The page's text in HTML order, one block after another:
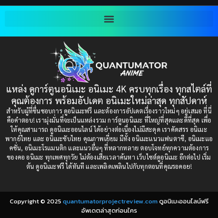
Bondage (ทาส)(1)
(1)
Censored (เซ็นเซอร์)(19)
Comedy (ตลก)(235)
Comedy (ตลก)(85)
Comic Book การ์ตูน(1)
Coming-of-Age ก้าวผ่านวัย(6)
1997
1993
1991
1989
1988
1987
1985
1984
1983
1982
1981
1980
1979
แหล่ง ดูการ์ตูนอนิเมะ อนิเมะ 4K ครบทุกเรื่อง ทุกสไตล์ที่
คุณต้องการ พร้อมอัปเดต อนิเมะใหม่ล่าสุด ทุกสัปดาห์
สำหรับผู้ที่ชื่นชอบการ ดูอนิเมะฟรี และต้องการอัปเดตเรื่องราวใหม่ๆ อยู่เสมอ ที่นี่
คือคำตอบ! เรามุ่งมั่นที่จะเป็นแหล่งรวม การ์ตูนอนิเมะ ที่ใหญ่ที่สุดและดีที่สุด เพื่อ
ให้คุณสามารถ ดูอนิเมะออนไลน์ ได้อย่างต่อเนื่องไม่มีสะดุด เราคัดสรร อนิเมะ
พากย์ไทย และ อนิเมะซับไทย คุณภาพเยี่ยม มีทั้ง อนิเมะแนวแฟนตาซี, อนิเมะแอ
คชั่น, อนิเมะโรแมนติก และแนวอื่นๆ ที่หลากหลาย ตอบโจทย์ทุกความต้องการ
ของคอ อนิเมะ ทุกเพศทุกวัย ไม่ต้องเสียเวลาค้นหา เว็บไซต์ดูอนิเมะ อีกต่อไป เริ่ม
ต้น ดูอนิเมะฟรี ได้ทันที และเพลิดเพลินไปกับทุกตอนที่คุณรอคอย!
Copyright © 2025 quantumatorprojectreview.comดูอนิเมะออนไลน์ฟรี
อัพเดตล่าสุดก่อนใคร